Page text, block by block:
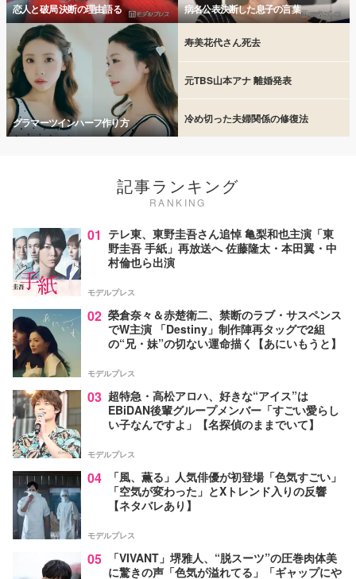
恋人と破局 決断の理由語る 病名公表決断した息子の言葉
グラマーツインハーフ作り方
寿美花代さん死去
元TBS山本アナ 離婚発表
冷め切った夫婦関係の修復法
記事ランキング
RANKING
01 テレ東、東野圭吾さん追悼 亀梨和也主演「東
野圭吾 手紙」再放送へ 佐藤隆太・本田翼・中
村倫也ら出演
モデルプレス
02 榮倉奈々＆赤楚衛二、禁断のラブ・サスペンス
でW主演 「Destiny」制作陣再タッグで2組
の“兄・妹”の切ない運命描く【あにいもうと】
モデルプレス
03 超特急・高松アロハ、好きな“アイス”は
EBiDAN後輩グループメンバー「すごい愛らし
い子なんですよ」【名探偵のままでいて】
モデルプレス
04
「風、薫る」人気俳優が初登場「色気すごい」
「空気が変わった」とXトレンド入りの反響
【ネタバレあり】
モデルプレス
05
「VIVANT」堺雅人、“脱スーツ”の圧巻肉体美
に驚きの声「色気が溢れてる」「ギャップにや